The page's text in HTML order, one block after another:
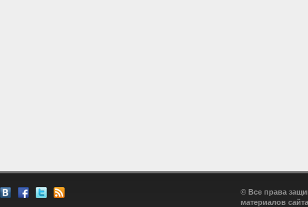
© Все права
материалов